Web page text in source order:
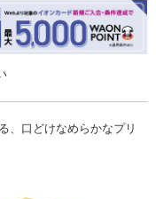
、口どけなめらかなプリ